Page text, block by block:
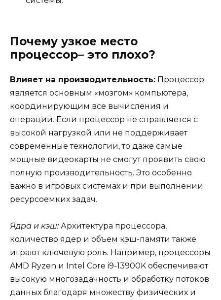
Почему узкое место
процессор– это плохо?
Влияет на производительность: Процессор
является основным «мозгом» компьютера,
координирующим все вычисления и
операции. Если процессор не справляется с
высокой нагрузкой или не поддерживает
современные технологии, то даже самые
мощные видеокарты не смогут проявить свою
полную производительность. Это особенно
важно в игровых системах и при выполнении
ресурсоемких задач.
Ядра и кэш:Архитектура процессора,
количество ядер и объем кэш-памяти также
играют ключевую роль. Например, процессоры
AMD Ryzen и Intel Core i9-13900K обеспечивают
высокую многозадачность и обработку потоков
данных благодаря множеству физических и